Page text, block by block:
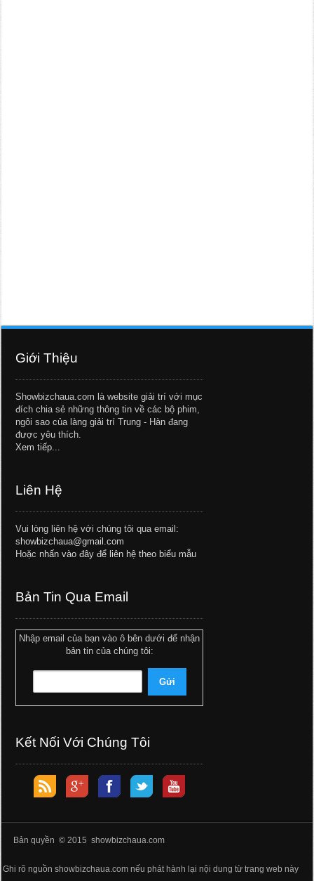
Giới Thiệu
Showbizchaua.com là website giải trí với mục
đích chia sẻ những thông tin về các bộ phim,
ngôi sao của làng giải trí Trung - Hàn đang
được yêu thích.
Xem tiếp...
Liên Hệ
Vui lòng liên hệ với chúng tôi qua email:
showbizchaua@gmail.com
Hoặc nhấn vào đây để liên hệ theo biểu mẫu
Bản Tin Qua Email
Nhập email của bạn vào ô bên dưới để nhận
bản tin của chúng tôi:
Kết Nối Với Chúng Tôi
Bản quyền © 2015 showbizchaua.com
Ghi rõ nguồn showbizchaua.com nếu phát hành lại nội dung từ trang web này